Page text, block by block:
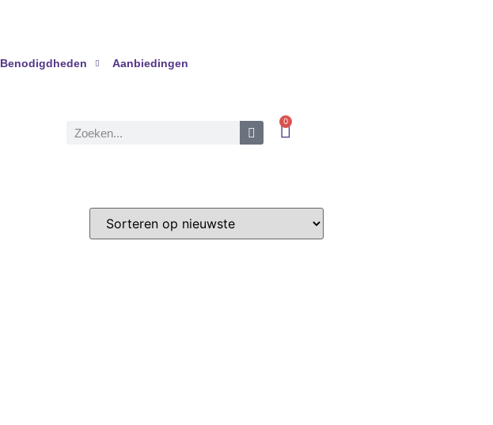
Benodigdheden Aanbiedingen
0